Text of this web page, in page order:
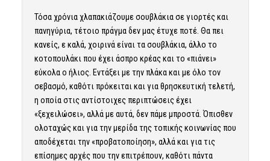
Τόσα χρόνια χλαπακιάζουμε σουβλάκια σε γιορτές και
πανηγύρια, τέτοιο πράγμα δεν μας έτυχε ποτέ. Θα πει
κανείς, ε καλά, χοιρινά είναι τα σουβλάκια, άλλο το
κοτοπουλάκι που έχει άσπρο κρέας και το «πιάνει»
εύκολα ο ήλιος. Εντάξει με την πλάκα και με όλο τον
σεβασμό, καθότι πρόκειται και για θρησκευτική τελετή,
η οποία στις αντίστοιχες περιπτώσεις έχει
«ξεχειλώσει», αλλά με αυτά, δεν πάμε μπροστά. Όπισθεν
ολοταχώς και για την μερίδα της τοπικής κοινωνίας που
αποδέχεται την «προβατοποίηση», αλλά και για τις
επίσημες αρχές που την επιτρέπουν, καθότι πάντα